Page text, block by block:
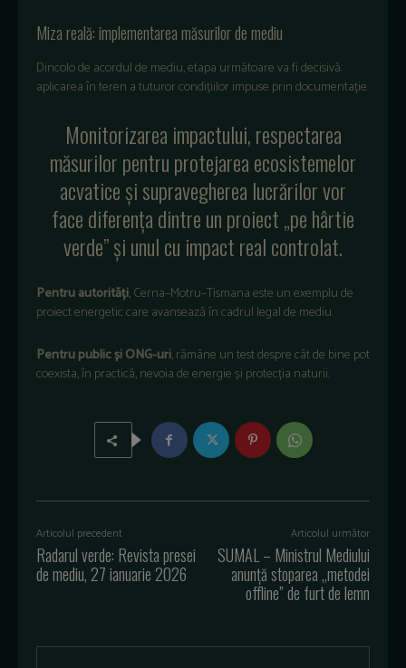
Miza reală: implementarea măsurilor de mediu
Dincolo de acordul de mediu, etapa următoare va fi decisivă:
aplicarea în teren a tuturor condițiilor impuse prin documentație.
Monitorizarea impactului, respectarea
măsurilor pentru protejarea ecosistemelor
acvatice și supravegherea lucrărilor vor
face diferența dintre un proiect „pe hârtie
verde” și unul cu impact real controlat.
Pentru autorități, Cerna–Motru–Tismana este un exemplu de
proiect energetic care avansează în cadrul legal de mediu.
Pentru public și ONG-uri, rămâne un test despre cât de bine pot
coexista, în practică, nevoia de energie și protecția naturii.
Articolul precedent
Radarul verde: Revista presei
de mediu, 27 ianuarie 2026
Articolul următor
SUMAL – Ministrul Mediului
anunță stoparea „metodei
offline” de furt de lemn